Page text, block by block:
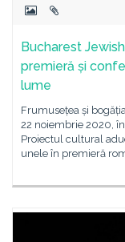
Bucharest
premieră și
lume
Frumusețea și
22 noiembrie 2020,
Proiectul cultural
unele în premieră